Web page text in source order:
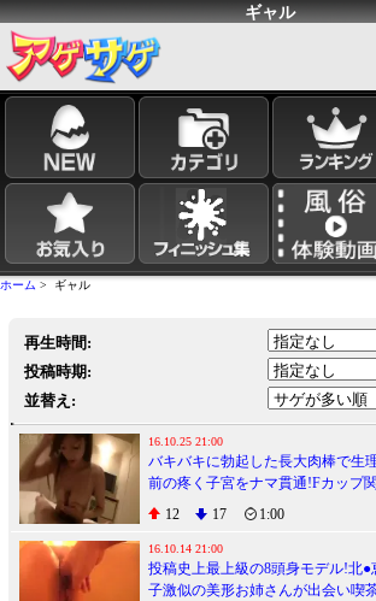
ギャル
ホーム > ギャル
再生時間:
投稿時期:
並替え:
16.10.25 21:00
バキバキに勃起した長大肉棒で生
前の疼く子宮をナマ貫通!Fカップ
西弁ギャルが再降臨!!
12 17 1:00
16.10.14 21:00
投稿史上最上級の8頭身モデル!北●
子激似の美形お姉さんが出会い喫